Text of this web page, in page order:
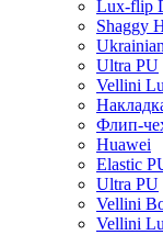
Lux-flip
Shaggy
Ukrainian
Ultra PU
Vellini
Флип-
Huawei
Elastic
Ultra PU
Vellini
Vellini